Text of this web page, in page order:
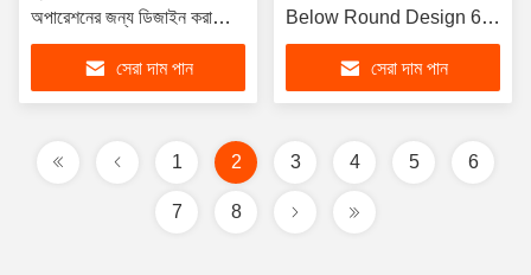
অপারেশনের জন্য ডিজাইন করা
হয়েছে, যা প্রবাহ নিয়ন্ত্রণ সমাধান
সরবরাহ করে
সেরা দাম পান
Below Round Design 6
Inches FOB Shipping
সেরা দাম পান
1 2 3 4 5 6
7 8